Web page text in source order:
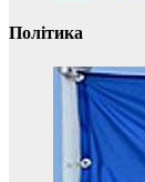
Політика